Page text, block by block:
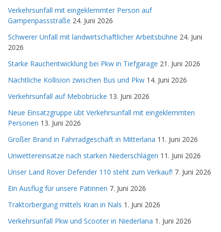
Verkehrsunfall mit eingeklemmter Person auf
Gampenpassstraße 24. Juni 2026
Schwerer Unfall mit landwirtschaftlicher Arbeitsbühne 24. Juni
2026
Starke Rauchentwicklung bei Pkw in Tiefgarage 21. Juni 2026
Nächtliche Kollision zwischen Bus und Pkw 14. Juni 2026
Verkehrsunfall auf Mebobrücke 13. Juni 2026
Neue Einsatzgruppe übt Verkehrsunfall mit eingeklemmten
Personen 13. Juni 2026
Großer Brand in Fahrradgeschäft in Mitterlana 11. Juni 2026
Unwettereinsätze nach starken Niederschlägen 11. Juni 2026
Unser Land Rover Defender 110 steht zum Verkauf! 7. Juni 2026
Ein Ausflug für unsere Patinnen 7. Juni 2026
Traktorbergung mittels Kran in Nals 1. Juni 2026
Verkehrsunfall Pkw und Scooter in Niederlana 1. Juni 2026